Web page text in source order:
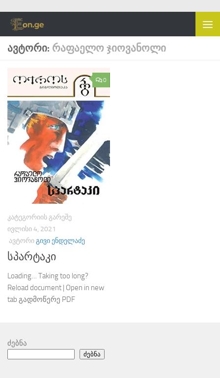
Skip to content
ᲐᲕᲢᲝᲠᲘ: ᲠᲐᲤᲐᲔᲚᲝ ᲯᲘᲝᲕᲐᲜᲝᲚᲘ
0
ᲙᲐᲢᲔᲒᲝᲠᲘᲘᲡ ᲒᲐᲠᲔᲨᲔ
ᲘᲕᲚᲘᲡᲘ 4, 2021
ᲐᲕᲢᲝᲠᲘᲒᲘᲕᲘ ᲔᲜᲓᲔᲚᲐᲫᲔ
სპარტაკი
Loading… Taking too long?
Reload document | Open in new
tab გადმოწერე PDF
ძებნა
ძებნა